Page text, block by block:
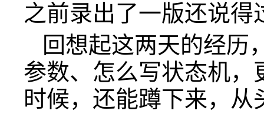
之前录出了一版还说得
回想起这两天的经历
参数、怎么写状态机，
时候，还能蹲下来，